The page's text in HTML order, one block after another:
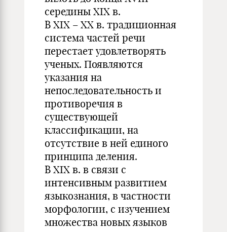
середины XIX в.
В XIX – XX в. традиционная
система частей речи
перестает удовлетворять
ученых. Появляются
указания на
непоследовательность и
противоречия в
существующей
классификации, на
отсутствие в ней единого
принципа деления.
В XIX в. в связи с
интенсивным развитием
языкознания, в частности
морфологии, с изучением
множества новых языков